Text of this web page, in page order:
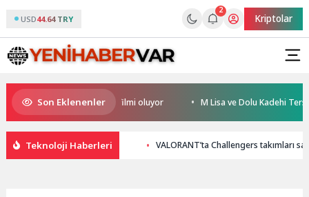
USD44.64 TRY
2
Kriptolar
Son Eklenenler
ilk IMAX® animasyon filmi oluyor M Lisa ve Dolu Kadehi Ters
Teknoloji Haberleri VALORANT’ta Challengers takımları